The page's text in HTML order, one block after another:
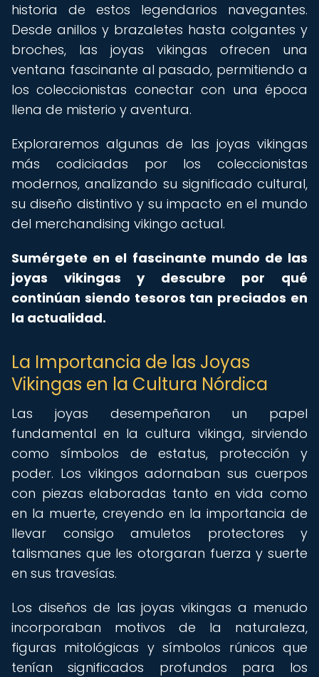
historia de estos legendarios navegantes.
Desde anillos y brazaletes hasta colgantes y
broches, las joyas vikingas ofrecen una
ventana fascinante al pasado, permitiendo a
los coleccionistas conectar con una época
llena de misterio y aventura.
Exploraremos algunas de las joyas vikingas
más codiciadas por los coleccionistas
modernos, analizando su significado cultural,
su diseño distintivo y su impacto en el mundo
del merchandising vikingo actual.
Sumérgete en el fascinante mundo de las
joyas vikingas y descubre por qué
continúan siendo tesoros tan preciados en
la actualidad.
La Importancia de las Joyas
Vikingas en la Cultura Nórdica
Las joyas desempeñaron un papel
fundamental en la cultura vikinga, sirviendo
como símbolos de estatus, protección y
poder. Los vikingos adornaban sus cuerpos
con piezas elaboradas tanto en vida como
en la muerte, creyendo en la importancia de
llevar consigo amuletos protectores y
talismanes que les otorgaran fuerza y suerte
en sus travesías.
Los diseños de las joyas vikingas a menudo
incorporaban motivos de la naturaleza,
figuras mitológicas y símbolos rúnicos que
tenían significados profundos para los